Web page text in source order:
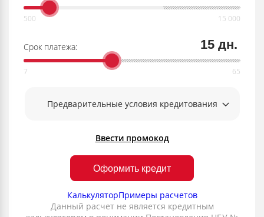
Срок платежа: 15 дн.
Предварительные условия кредитования
Ввести промокод
Оформить кредит
КалькуляторПримеры расчетов
Данный расчет не является кредитным